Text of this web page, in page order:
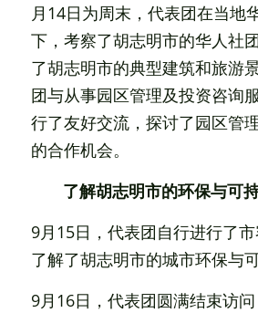
月14日为周末，代表团在当地
下，考察了胡志明市的华人社
了胡志明市的典型建筑和旅游
团与从事园区管理及投资咨询
行了友好交流，探讨了园区管
的合作机会。
了解胡志明市的环保与可
9月15日，代表团自行进行了
了解了胡志明市的城市环保与
9月16日，代表团圆满结束访